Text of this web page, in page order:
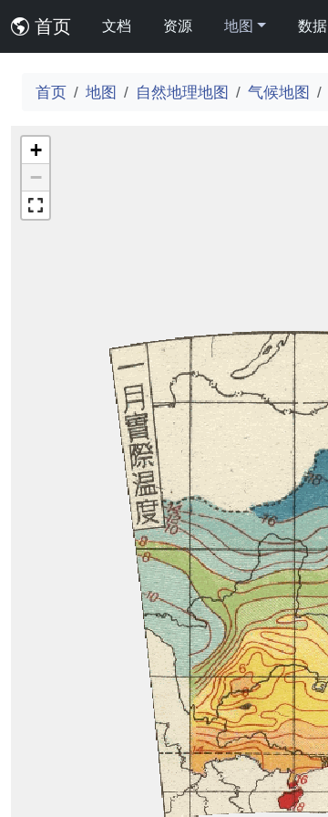
首页 文档 资源 地图 数据
首页 地图 自然地理地图 气候地图
+
−